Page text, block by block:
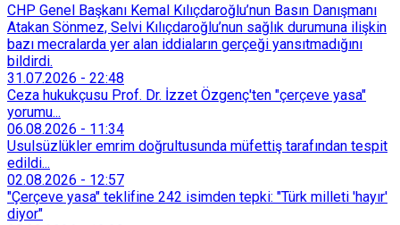
CHP Genel Başkanı Kemal Kılıçdaroğlu’nun Basın Danışmanı
Atakan Sönmez, Selvi Kılıçdaroğlu’nun sağlık durumuna ilişkin
bazı mecralarda yer alan iddiaların gerçeği yansıtmadığını
bildirdi.
31.07.2026 - 22:48
Ceza hukukçusu Prof. Dr. İzzet Özgenç'ten "çerçeve yasa"
yorumu...
06.08.2026 - 11:34
Usulsüzlükler emrim doğrultusunda müfettiş tarafından tespit
edildi...
02.08.2026 - 12:57
"Çerçeve yasa" teklifine 242 isimden tepki: "Türk milleti 'hayır'
diyor"